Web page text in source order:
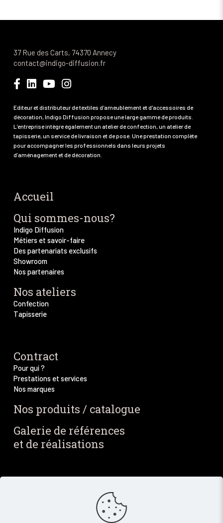
37 Rue des Carts, 74370 Annecy
contact@indigo-diffusion.fr
Editeur et distributeur de textiles d'ameublement et d'accessoires de
décoration, Indigo Diffusion propose une large gamme de produits.
L’entreprise intègre également un atelier de confection, un atelier de
tapisserie, un service de livraison et de pose. Une prestation complète
pour accompagner les professionnels dans leurs projets
d’aménagement et de décoration.
Accueil
Qui sommes-nous?
Indigo Diffusion
Métiers et savoir-faire
Des partenariats exclusifs
Showroom
Nos partenaires
Nos ateliers
Confection
Tapisserie
Contract
Pour qui ?
Prestations et services
Nos marques
Nos produits / catalogue
Galerie de références
et de réalisations